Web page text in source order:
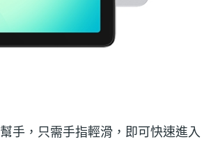
手，只需手指輕滑，即可快速進入